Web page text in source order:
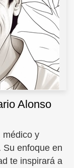
Alonso
médico y
Su enfoque en
te inspirará a